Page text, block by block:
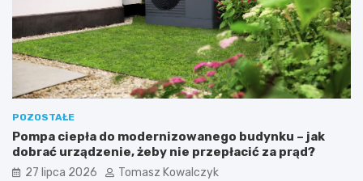
POZOSTAŁE
Pompa ciepła do modernizowanego budynku – jak
dobrać urządzenie, żeby nie przepłacić za prąd?
27 lipca 2026 Tomasz Kowalczyk